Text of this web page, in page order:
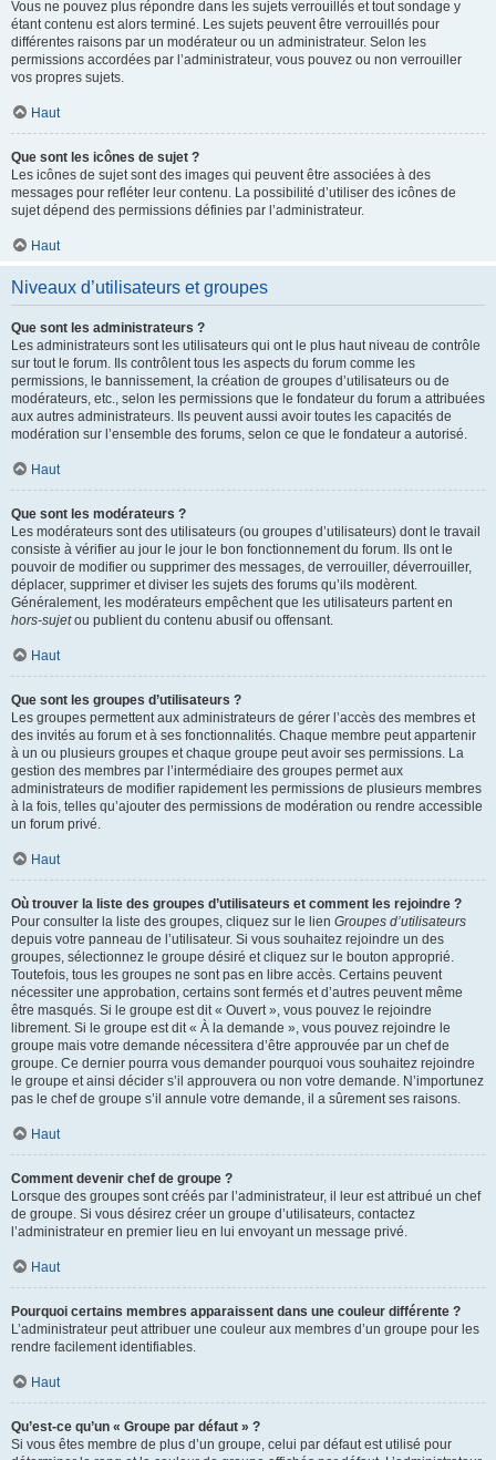
Vous ne pouvez plus répondre dans les sujets verrouillés et tout sondage y
étant contenu est alors terminé. Les sujets peuvent être verrouillés pour
différentes raisons par un modérateur ou un administrateur. Selon les
permissions accordées par l’administrateur, vous pouvez ou non verrouiller
vos propres sujets.
Haut
Que sont les icônes de sujet ?
Les icônes de sujet sont des images qui peuvent être associées à des
messages pour refléter leur contenu. La possibilité d’utiliser des icônes de
sujet dépend des permissions définies par l’administrateur.
Haut
Niveaux d’utilisateurs et groupes
Que sont les administrateurs ?
Les administrateurs sont les utilisateurs qui ont le plus haut niveau de contrôle
sur tout le forum. Ils contrôlent tous les aspects du forum comme les
permissions, le bannissement, la création de groupes d’utilisateurs ou de
modérateurs, etc., selon les permissions que le fondateur du forum a attribuées
aux autres administrateurs. Ils peuvent aussi avoir toutes les capacités de
modération sur l’ensemble des forums, selon ce que le fondateur a autorisé.
Haut
Que sont les modérateurs ?
Les modérateurs sont des utilisateurs (ou groupes d’utilisateurs) dont le travail
consiste à vérifier au jour le jour le bon fonctionnement du forum. Ils ont le
pouvoir de modifier ou supprimer des messages, de verrouiller, déverrouiller,
déplacer, supprimer et diviser les sujets des forums qu’ils modèrent.
Généralement, les modérateurs empêchent que les utilisateurs partent en
hors-sujetou publient du contenu abusif ou offensant.
Haut
Que sont les groupes d’utilisateurs ?
Les groupes permettent aux administrateurs de gérer l’accès des membres et
des invités au forum et à ses fonctionnalités. Chaque membre peut appartenir
à un ou plusieurs groupes et chaque groupe peut avoir ses permissions. La
gestion des membres par l’intermédiaire des groupes permet aux
administrateurs de modifier rapidement les permissions de plusieurs membres
à la fois, telles qu’ajouter des permissions de modération ou rendre accessible
un forum privé.
Haut
Où trouver la liste des groupes d’utilisateurs et comment les rejoindre ?
Pour consulter la liste des groupes, cliquez sur le lien Groupes d’utilisateurs
depuis votre panneau de l’utilisateur. Si vous souhaitez rejoindre un des
groupes, sélectionnez le groupe désiré et cliquez sur le bouton approprié.
Toutefois, tous les groupes ne sont pas en libre accès. Certains peuvent
nécessiter une approbation, certains sont fermés et d’autres peuvent même
être masqués. Si le groupe est dit « Ouvert », vous pouvez le rejoindre
librement. Si le groupe est dit « À la demande », vous pouvez rejoindre le
groupe mais votre demande nécessitera d’être approuvée par un chef de
groupe. Ce dernier pourra vous demander pourquoi vous souhaitez rejoindre
le groupe et ainsi décider s’il approuvera ou non votre demande. N’importunez
pas le chef de groupe s’il annule votre demande, il a sûrement ses raisons.
Haut
Comment devenir chef de groupe ?
Lorsque des groupes sont créés par l’administrateur, il leur est attribué un chef
de groupe. Si vous désirez créer un groupe d’utilisateurs, contactez
l’administrateur en premier lieu en lui envoyant un message privé.
Haut
Pourquoi certains membres apparaissent dans une couleur différente ?
L’administrateur peut attribuer une couleur aux membres d’un groupe pour les
rendre facilement identifiables.
Haut
Qu’est-ce qu’un « Groupe par défaut » ?
Si vous êtes membre de plus d’un groupe, celui par défaut est utilisé pour